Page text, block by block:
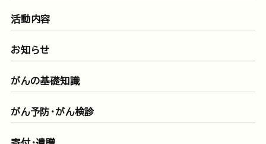
活動内容
お知らせ
がんの基礎知識
がん予防・がん検診